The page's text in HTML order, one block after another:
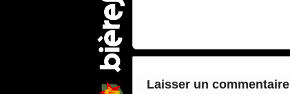
Laisser un commentaire